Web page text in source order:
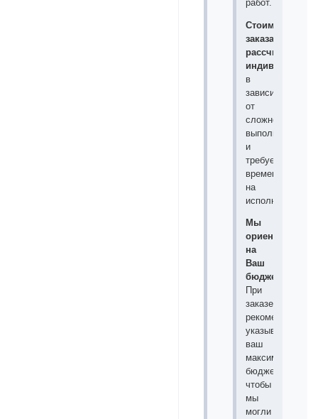
работ.
Стоимость
заказа
индивидуально
в
зависимости
от
сложности
выполнения
и
требуемого
времени
на
исполнение.
Мы
ориентируемся
на
Ваш
бюджет
При
заказе
рекомендуется
указывать
ваш
максимальный
бюджет,
чтобы
мы
могли